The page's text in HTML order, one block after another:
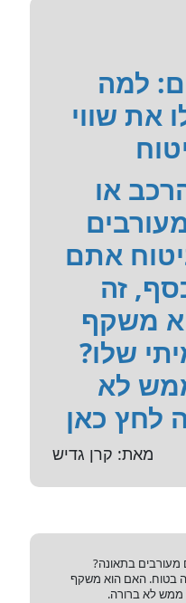
למה
את שווי
או
אתם
זה
משקף
שלו?
לא
לחץ כאן
מאת: קרן גדיש
מעורבים בתאונה?
בטוח. האם הוא משקף
ממש לא ברורה.